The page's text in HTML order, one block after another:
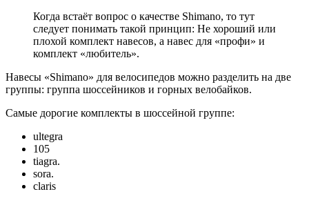
Когда встаёт вопрос о качестве Shimano, то тут
следует понимать такой принцип: Не хороший или
плохой комплект навесов, а навес для «профи» и
комплект «любитель».
Навесы «Shimano» для велосипедов можно разделить на две
группы: группа шоссейников и горных велобайков.
Самые дорогие комплекты в шоссейной группе:
ultegra
105
tiаgrа.
sоrа.
сlаris